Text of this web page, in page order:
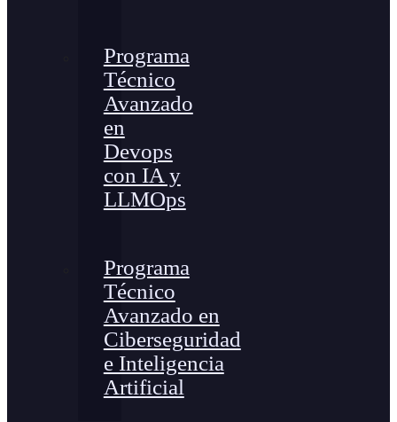
Programa
Técnico
Avanzado
en
Devops
con IA y
LLMOps
Programa
Técnico
Avanzado en
Ciberseguridad
e Inteligencia
Artificial